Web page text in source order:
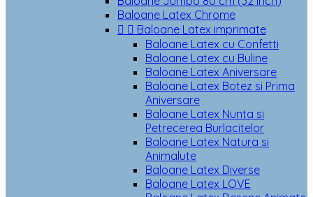
Baloane Latex Chrome
  Baloane Latex imprimate
Baloane Latex cu Confetti
Baloane Latex cu Buline
Baloane Latex Aniversare
Baloane Latex Botez si Prima
Aniversare
Baloane Latex Nunta si
Petrecerea Burlacitelor
Baloane Latex Natura si
Animalute
Baloane Latex Diverse
Baloane Latex LOVE